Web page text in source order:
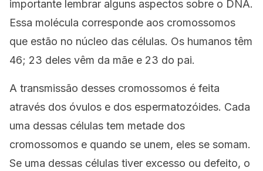
importante lembrar alguns aspectos sobre o DNA.
Essa molécula corresponde aos cromossomos
que estão no núcleo das células. Os humanos têm
46; 23 deles vêm da mãe e 23 do pai.
A transmissão desses cromossomos é feita
através dos óvulos e dos espermatozóides. Cada
uma dessas células tem metade dos
cromossomos e quando se unem, eles se somam.
Se uma dessas células tiver excesso ou defeito, o